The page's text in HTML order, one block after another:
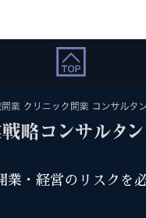
業・経営のリスクを